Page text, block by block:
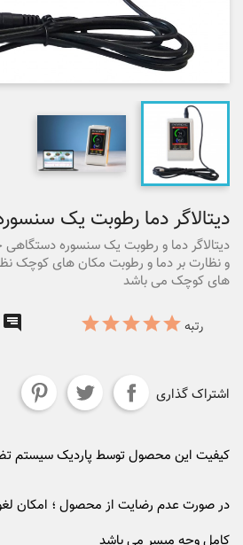
دیتالاگر دما رطوبت یک
دیتالاگر دما و رطوبت یک سنسوره
و نظارت بر دما و رطوبت مکان های کوچک
های کوچک می باشد
رتبه
اشتراک گذاری
کیفیت این محصول توسط پاردیک سیستم
در صورت عدم رضایت از محصول ؛ امکان